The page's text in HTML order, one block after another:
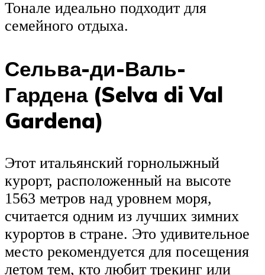
Тонале идеально подходит для
семейного отдыха.
Сельва-ди-Валь-
Гардена (Selva di Val
Gardena)
Этот итальянский горнолыжный
курорт, расположенный на высоте
1563 метров над уровнем моря,
считается одним из лучших зимних
курортов в стране. Это удивительное
место рекомендуется для посещения
летом тем, кто любит трекинг или